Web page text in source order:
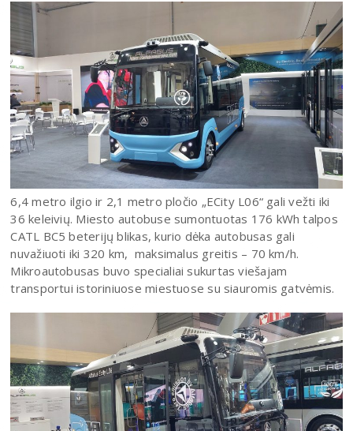
6,4 metro ilgio ir 2,1 metro pločio „ECity L06“ gali vežti iki
36 keleivių. Miesto autobuse sumontuotas 176 kWh talpos
CATL BC5 beterijų blikas, kurio dėka autobusas gali
nuvažiuoti iki 320 km, maksimalus greitis – 70 km/h.
Mikroautobusas buvo specialiai sukurtas viešajam
transportui istoriniuose miestuose su siauromis gatvėmis.